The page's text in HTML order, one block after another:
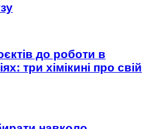
до роботи в
три хімікині про свій